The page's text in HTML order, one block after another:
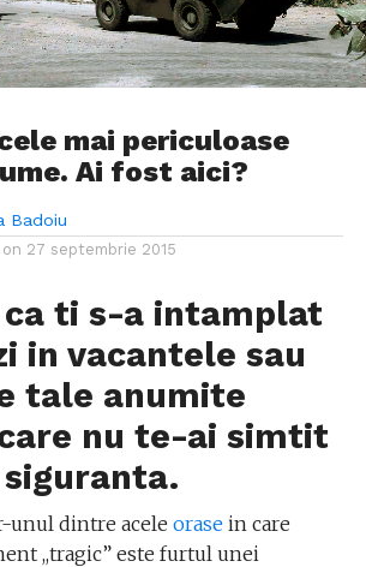
mai periculoase
Ai fost aici?
Badoiu
27 septembrie 2015
ti s-a intamplat
in vacantele sau
tale anumite
nu te-ai simtit
unul dintre acele orasein care
,,tragic” este furtul unei